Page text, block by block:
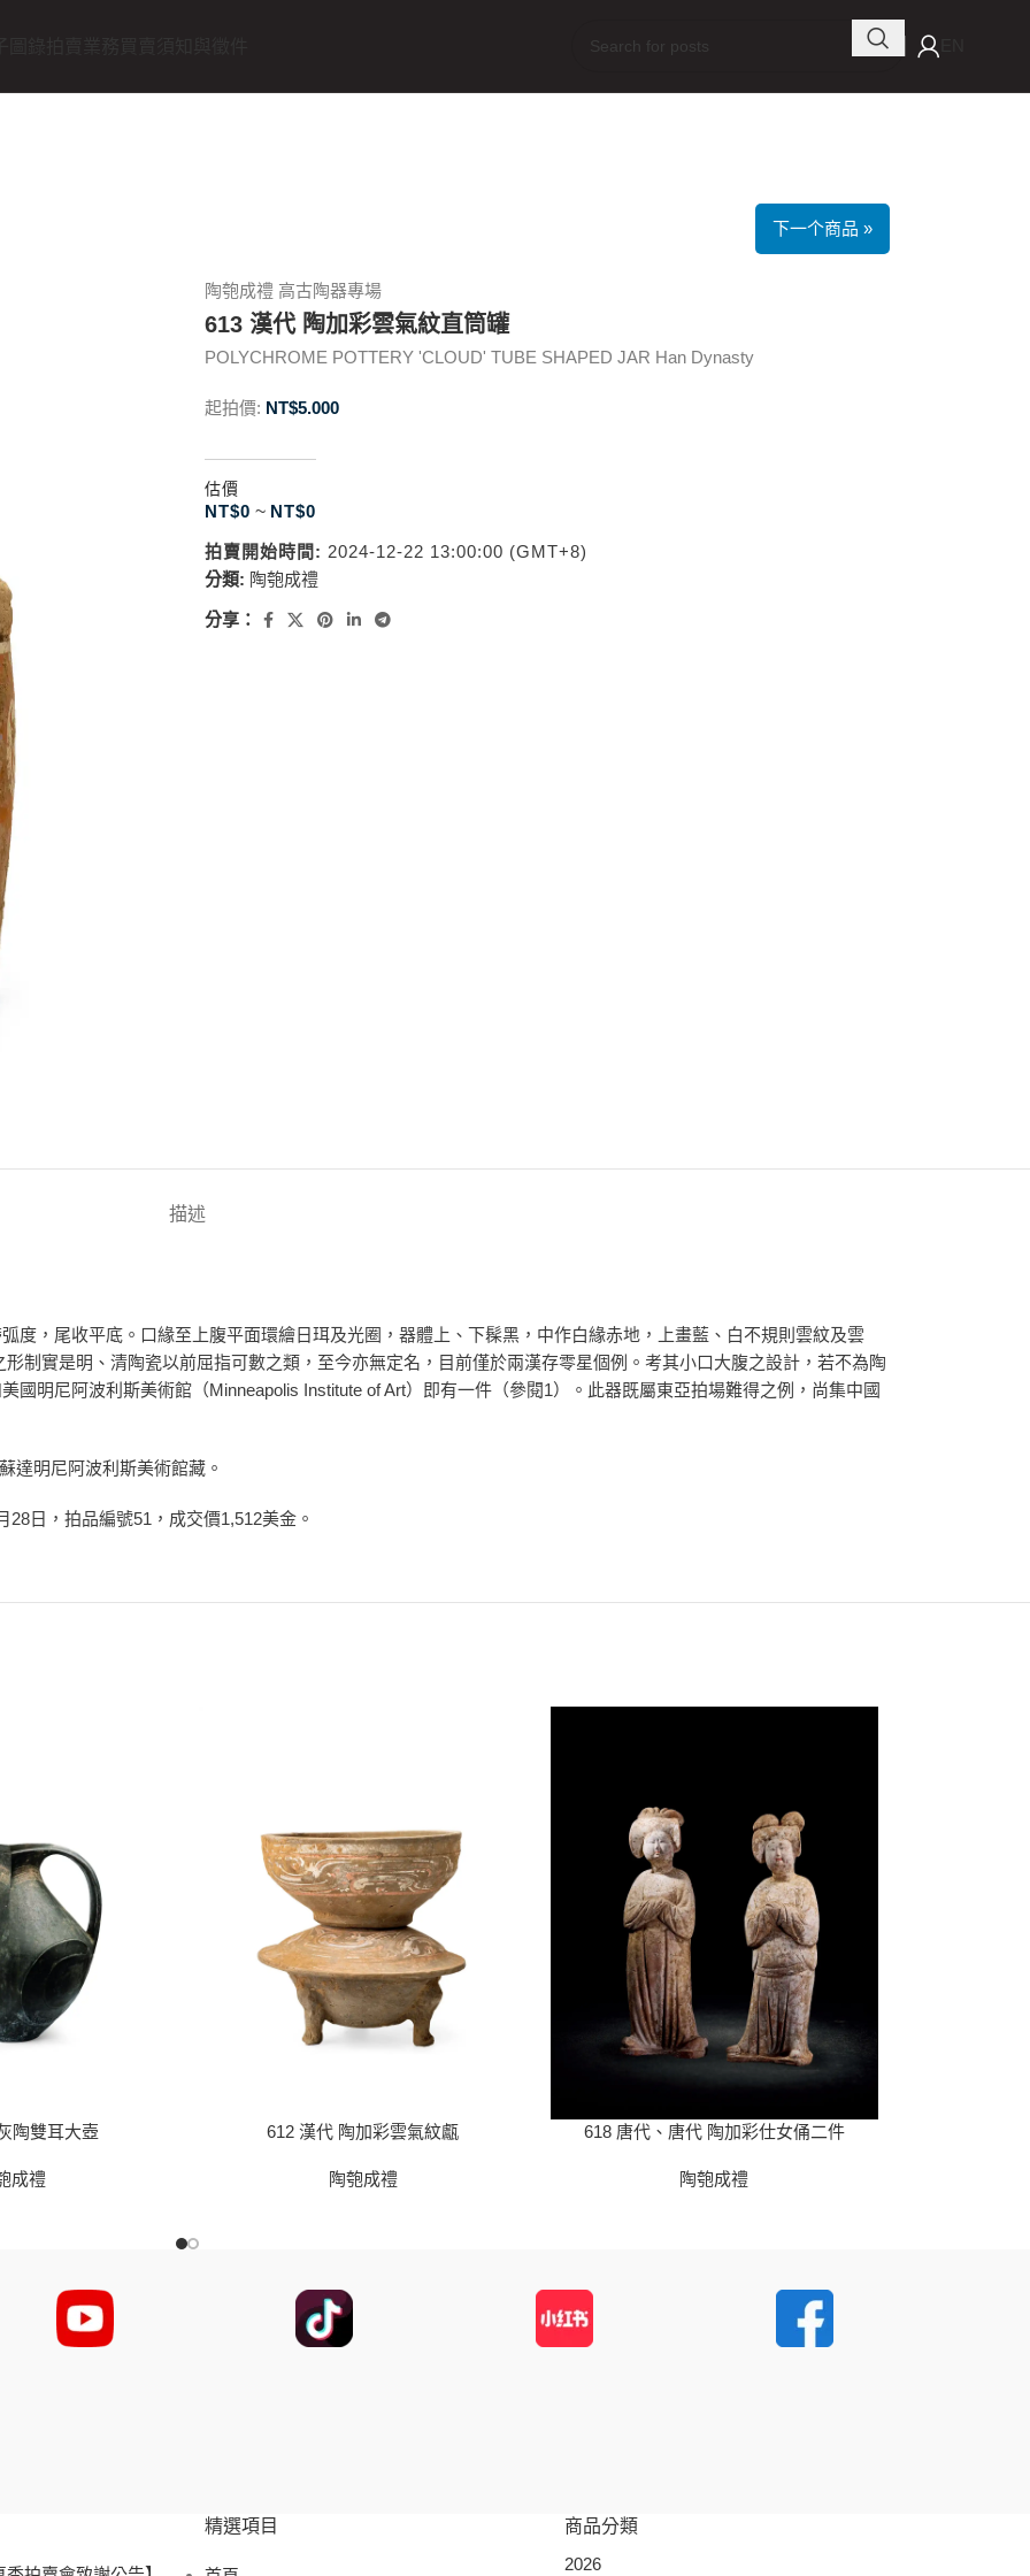
下一个商品 »
陶匏成禮 高古陶器專場
613 漢代 陶加彩雲氣紋直筒罐
POLYCHROME POTTERY 'CLOUD' TUBE SHAPED JAR Han Dynasty
起拍價: NT$5.000
估價
NT$0 ~ NT$0
拍賣開始時間: 2024-12-22 13:00:00 (GMT+8)
分類: 陶匏成禮
分享：
描述
度，尾收平底。口緣至上腹平面環繪日珥及光圈，器體上、下髹黑，中作白緣赤地，上畫藍、白不規則雲紋及雲
制實是明、清陶瓷以前屈指可數之類，至今亦無定名，目前僅於兩漢存零星個例。考其小口大腹之設計，若不為陶
明尼阿波利斯美術館（Minneapolis Institute of Art）即有一件（參閱1）。此器既屬東亞拍場難得之例，尚集中國
達明尼阿波利斯美術館藏。
日，拍品編號51，成交價1,512美金。
陶雙耳大壺
成禮
612 漢代 陶加彩雲氣紋甗
陶匏成禮
618 唐代、唐代 陶加彩仕女俑二件
陶匏成禮
精選項目
商品分類
2026